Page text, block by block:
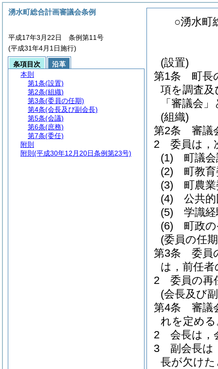
○湧水町
(設置)
第1条
町長
項を調査
「審議会
(組織)
第2条
審議
2
委員は，
(1)
町議
(2)
町教
(3)
町農
(4)
公共
(5)
学識
(6)
町政
(委員の任
第3条
委員
は，前任
2
委員の再
(会長及び
第4条
審議
れを定める
2
会長は，
3
副会長は
長が欠け
湧水町総合計画審議会条例
平成17年3月22日 条例第11号
(平成31年4月1日施行)
条項目次
沿革
本則
第1条(設置)
第2条(組織)
第3条(委員の任期)
第4条(会長及び副会長)
第5条(会議)
第6条(庶務)
第7条(委任)
附則
附則 (平成30年12月20日条例第23号)